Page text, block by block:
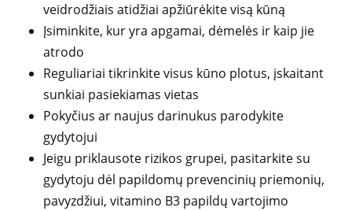
veidrodžiais atidžiai apžiūrėkite visą kūną
Įsiminkite, kur yra apgamai, dėmelės ir kaip jie
atrodo
Reguliariai tikrinkite visus kūno plotus, įskaitant
sunkiai pasiekiamas vietas
Pokyčius ar naujus darinukus parodykite
gydytojui
Jeigu priklausote rizikos grupei, pasitarkite su
gydytoju dėl papildomų prevencinių priemonių,
pavyzdžiui, vitamino B3 papildų vartojimo